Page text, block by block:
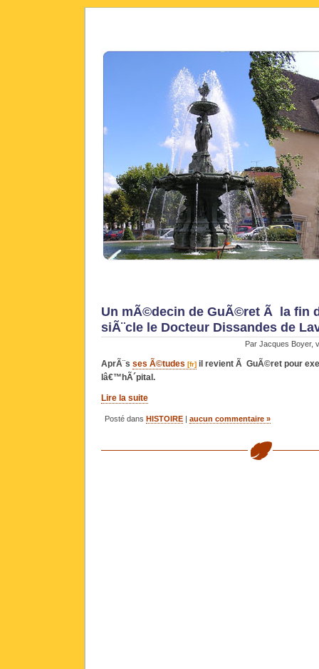
Un mÃ©decin de GuÃ©ret Ã la fin
siÃ¨cle le Docteur Dissandes de
Par Jacques Boyer,
AprÃ¨s ses Ã©tudes
il revient Ã GuÃ©ret pour
lâ€™hÃ´pital.
Lire la suite
Posté dans HISTOIRE | aucun commentaire »